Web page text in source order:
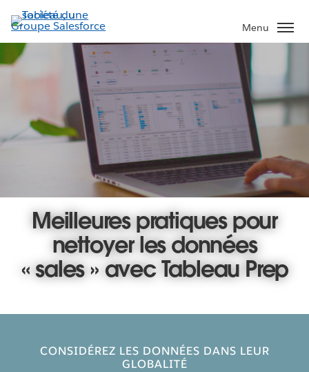
Aller
au
contenu
principal
Menu
Meilleures pratiques pour
nettoyer les données
« sales » avec Tableau Prep
CONSIDÉREZ LES DONNÉES DANS LEUR
GLOBALITÉ